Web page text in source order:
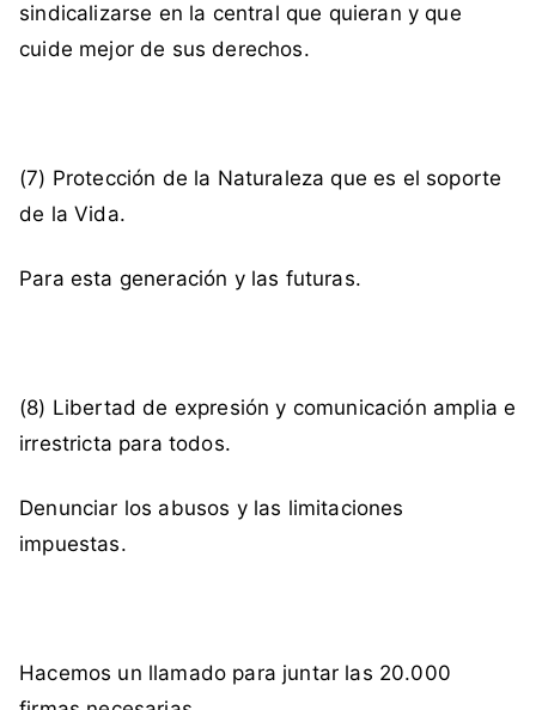
sindicalizarse en la central que quieran y que
cuide mejor de sus derechos.
(7) Protección de la Naturaleza que es el soporte
de la Vida.
Para esta generación y las futuras.
(8) Libertad de expresión y comunicación amplia e
irrestricta para todos.
Denunciar los abusos y las limitaciones
impuestas.
Hacemos un llamado para juntar las 20.000